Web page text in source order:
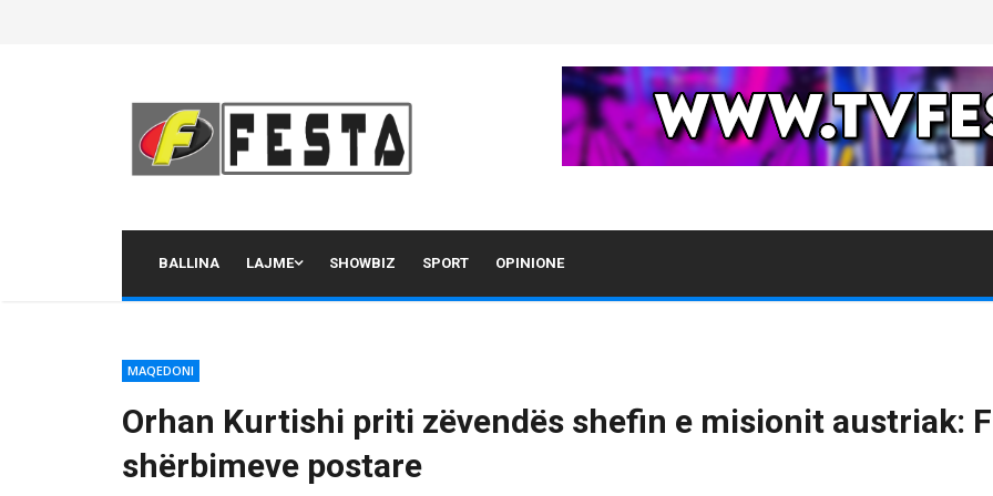
BALLINA LAJME SHOWBIZ SPORT OPINIONE
MAQEDONI
Orhan Kurtishi priti zëvendës shefin e misionit austriak:
shërbimeve postare